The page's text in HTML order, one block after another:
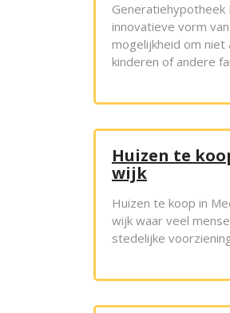
Generatiehypotheek
innovatieve vorm
mogelijkheid om niet
kinderen of andere
Huizen te
wijk
Huizen te koop in
wijk waar veel
stedelijke